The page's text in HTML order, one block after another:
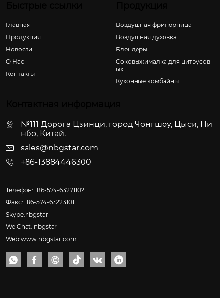
Главная
Продукция
Новости
О Hас
Контакты
Воздушная фритюрница
Воздушная духовка
Блендеры
Соковыжималка для цитрусов
ых
Кухонные комбайны
№111 Дорога Цзинци, город Чонгшоу, Цыси, Ни
нбо, Китай.
sales@nbgstar.com
+86-13884446300
Телефон:+86-574-63271102
Факс:+86-574-63223101
Skype:nbgstar
We Chat: nbgstar
Web:www.nbgstar.com
     